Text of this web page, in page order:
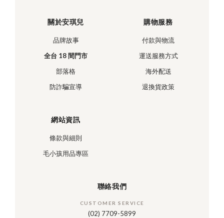
關於安琪兒
品牌故事
全台 18 間門市
部落格
防詐騙宣導
購物服務
付款與物流
運送服務方式
海外配送
退換貨政策
網站資訊
條款與細則
毛小孩用品專區
聯絡我們
CUSTOMER SERVICE
(02) 7709-5899